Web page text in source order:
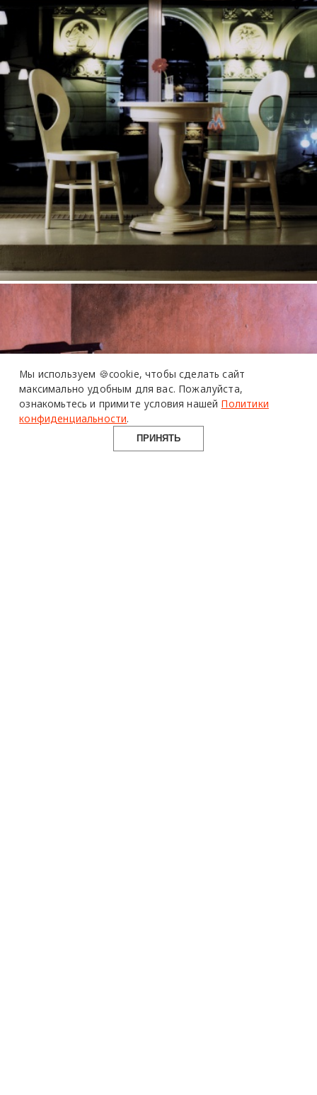
Мы используем 🍪cookie, чтобы сделать сайт
максимально удобным для вас. Пожалуйста,
ознакомьтесь и примите условия нашей Политики
конфиденциальности.
ПРИНЯТЬ